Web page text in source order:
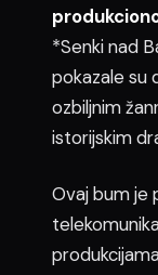
*Senki nad
pokazale su
ozbiljnim
istorijskim
Ovaj bum je